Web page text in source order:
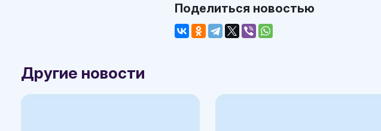
Поделиться новостью
Другие новости